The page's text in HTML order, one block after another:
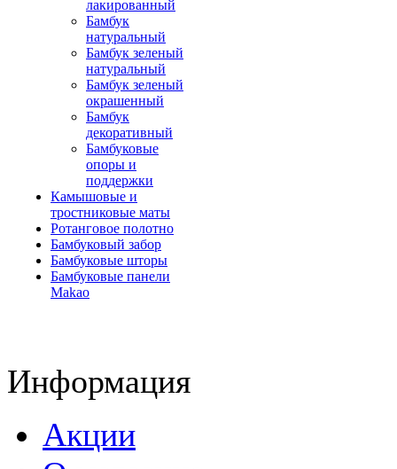
лакированный
Бамбук
натуральный
Бамбук зеленый
натуральный
Бамбук зеленый
окрашенный
Бамбук
декоративный
Бамбуковые
опоры и
поддержки
Камышовые и
тростниковые маты
Ротанговое полотно
Бамбуковый забор
Бамбуковые шторы
Бамбуковые панели
Makao
Информация
Акции